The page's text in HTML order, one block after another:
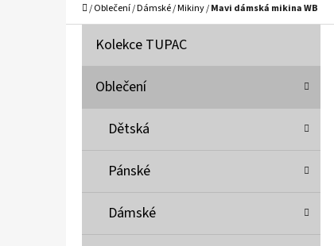
Domů
/Oblečení/Dámské/Mikiny/Mavi dámská mikina WB
Přeskočit
K Kolekce TUPAC
Oblečení
Dětská
Pánské
Dámské